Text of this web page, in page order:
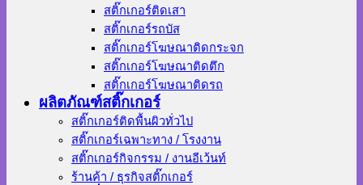
สติ๊กเกอร์ติดเสา
สติ๊กเกอร์รถบัส
สติ๊กเกอร์โฆษณาติดกระจก
สติ๊กเกอร์โฆษณาติดตึก
สติ๊กเกอร์โฆษณาติดรถ
ผลิตภัณฑ์สติ๊กเกอร์
สติ๊กเกอร์ติดพื้นผิวทั่วไป
สติ๊กเกอร์เฉพาะทาง / โรงงาน
สติ๊กเกอร์กิจกรรม / งานอีเว้นท์
ร้านค้า / ธุรกิจสติ๊กเกอร์